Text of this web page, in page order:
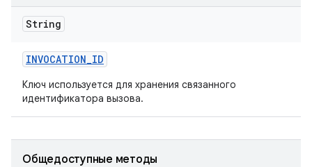
String
INVOCATION_ID
Ключ используется для хранения связанного
идентификатора вызова.
Общедоступные методы